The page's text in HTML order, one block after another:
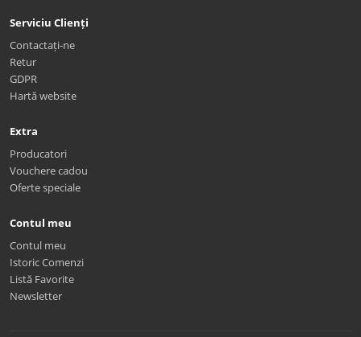
Serviciu Clienți
Contactați-ne
Retur
GDPR
Hartă website
Extra
Producatori
Vouchere cadou
Oferte speciale
Contul meu
Contul meu
Istoric Comenzi
Listă Favorite
Newsletter